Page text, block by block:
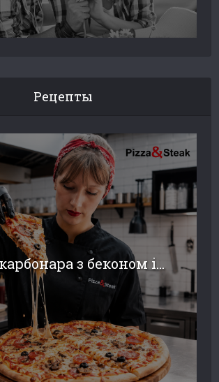
Рецепты
з беконом і...